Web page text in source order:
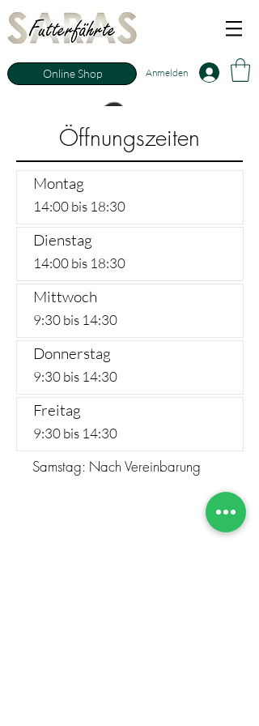
Anmelden
Online Shop
Öffnungszeiten
Montag
14:00 bis 18:30
Dienstag
14:00 bis 18:30
Mittwoch
9:30 bis 14:30
Donnerstag
9:30 bis 14:30
Freitag
9:30 bis 14:30
Samstag: Nach Vereinbarung